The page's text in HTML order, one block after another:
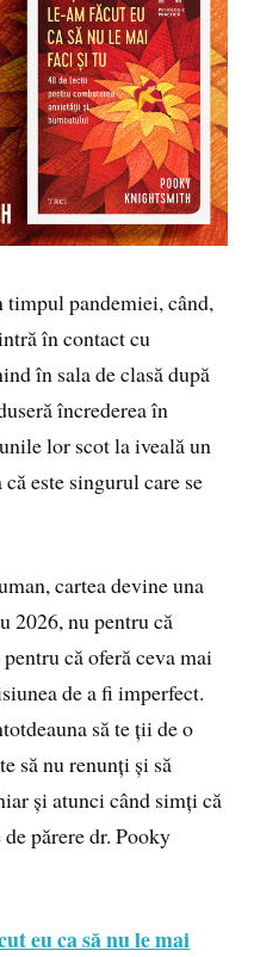
pandemiei, când,
în contact cu
în sala de clasă după
încrederea în
lor scot la iveală un
este singurul care se
cartea devine una
2026, nu pentru că
că oferă ceva mai
de a fi imperfect.
să te ții de o
să nu renunți și să
și atunci când simți că
părere dr. Pooky
eu ca să nu le mai